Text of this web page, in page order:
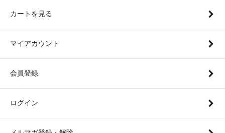
カートを見る
マイアカウント
会員登録
ログイン